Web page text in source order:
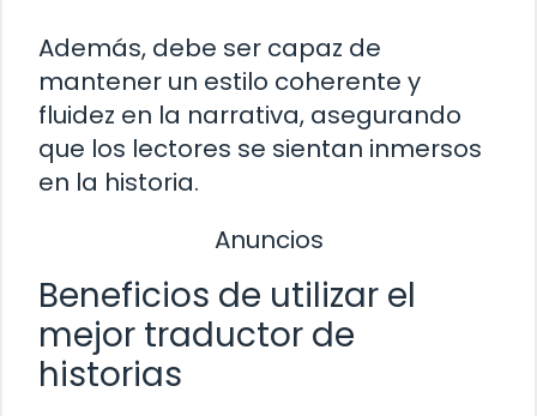
Además, debe ser capaz de
mantener un estilo coherente y
fluidez en la narrativa, asegurando
que los lectores se sientan inmersos
en la historia.
Anuncios
Beneficios de utilizar el
mejor traductor de
historias